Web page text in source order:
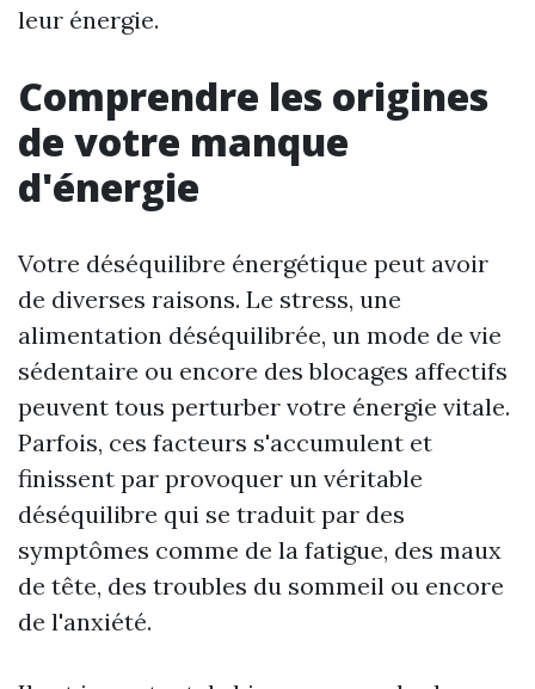
leur énergie.
Comprendre les origines
de votre manque
d'énergie
Votre déséquilibre énergétique peut avoir
de diverses raisons. Le stress, une
alimentation déséquilibrée, un mode de vie
sédentaire ou encore des blocages affectifs
peuvent tous perturber votre énergie vitale.
Parfois, ces facteurs s'accumulent et
finissent par provoquer un véritable
déséquilibre qui se traduit par des
symptômes comme de la fatigue, des maux
de tête, des troubles du sommeil ou encore
de l'anxiété.